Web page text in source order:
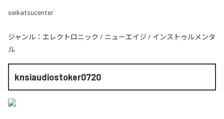
seikatsucenter
ジャンル： エレクトロニック / ニューエイジ / インストゥルメンタ
ル
knsiaudiostoker0720